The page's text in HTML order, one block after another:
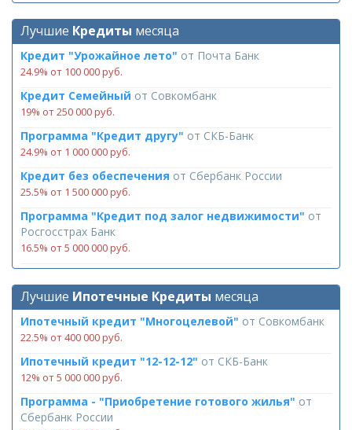
Лучшие Кредиты месяца
Кредит "Урожайное лето" от Почта Банк
24.9% от 100 000 руб.
Кредит Семейный от Совкомбанк
19% от 250 000 руб.
Программа "Кредит другу" от СКБ-Банк
24.9% от 1 000 000 руб.
Кредит без обеспечения от Сбербанк России
25.5% от 1 500 000 руб.
Программа "Кредит под залог недвижимости" от
Росгосстрах Банк
16.5% от 5 000 000 руб.
Лучшие Ипотечные Кредиты месяца
Ипотечный кредит "Многоцелевой" от Совкомбанк
22.5% от 400 000 руб.
Ипотечный кредит "12-12-12" от СКБ-Банк
12% от 5 000 000 руб.
Программа - "Приобретение готового жилья" от
Сбербанк России